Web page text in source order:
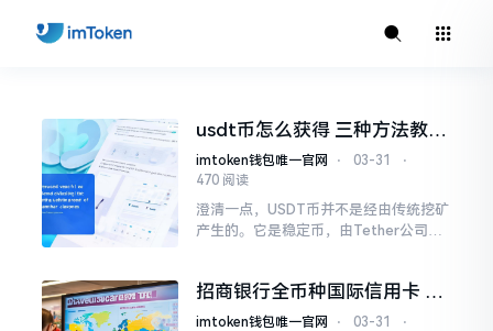
usdt币怎么获得 三种方法教你
挖到usdt
imtoken钱包唯一官网 ⋅ 03-31
⋅
470 阅读
澄清一点，USDT币并不是经由传统挖矿
产生的。它是稳定币，由Tether公司发
招商银行全币种国际信用卡 银
联POS机能刷吗
imtoken钱包唯一官网 ⋅ 03-31
⋅